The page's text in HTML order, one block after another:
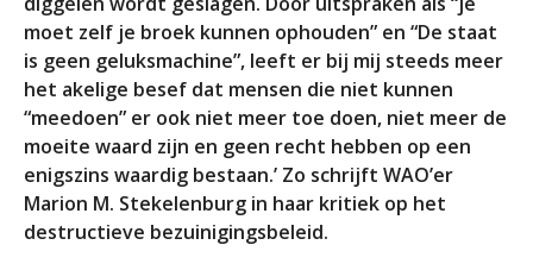
moet zelf je broek kunnen ophouden” en “De staat
is geen geluksmachine”, leeft er bij mij steeds meer
het akelige besef dat mensen die niet kunnen
“meedoen” er ook niet meer toe doen, niet meer de
moeite waard zijn en geen recht hebben op een
enigszins waardig bestaan.’ Zo schrijft WAO’er
Marion M. Stekelenburg in haar kritiek op het
destructieve bezuinigingsbeleid.